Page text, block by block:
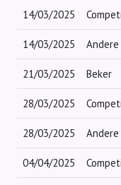
14/03/2025
14/03/2025 Andere
21/03/2025 Beker
28/03/2025
28/03/2025 Andere
04/04/2025